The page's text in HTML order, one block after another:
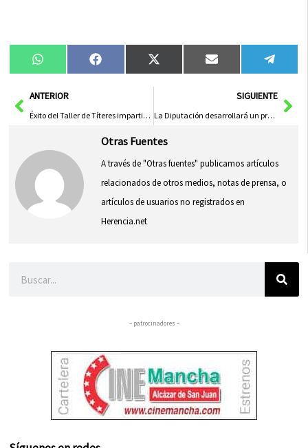
Compartir
en
WhatsAppCompartir
en
FacebookCompartir
en
X
(Twitter)
Compartir
en
Email
en
AntANTERIOR
Éxito del Taller de Títeres impartido por Palique Teatro
SIGUIENTE
La Diputación desarrollará un programa de empleo juvenil dotado con 1’8 millones de euros
Otras Fuentes
A través de "Otras fuentes" publicamos artículos
relacionados de otros medios, notas de prensa, o
artículos de usuarios no registrados en
Herencia.net
– patrocinadores –